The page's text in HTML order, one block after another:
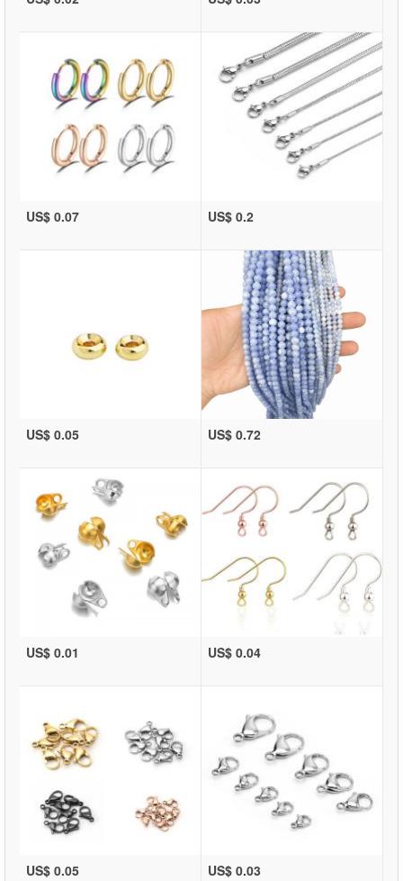
US$ 0.07 US$ 0.2
US$ 0.05 US$ 0.72
US$ 0.01 US$ 0.04
US$ 0.05 US$ 0.03